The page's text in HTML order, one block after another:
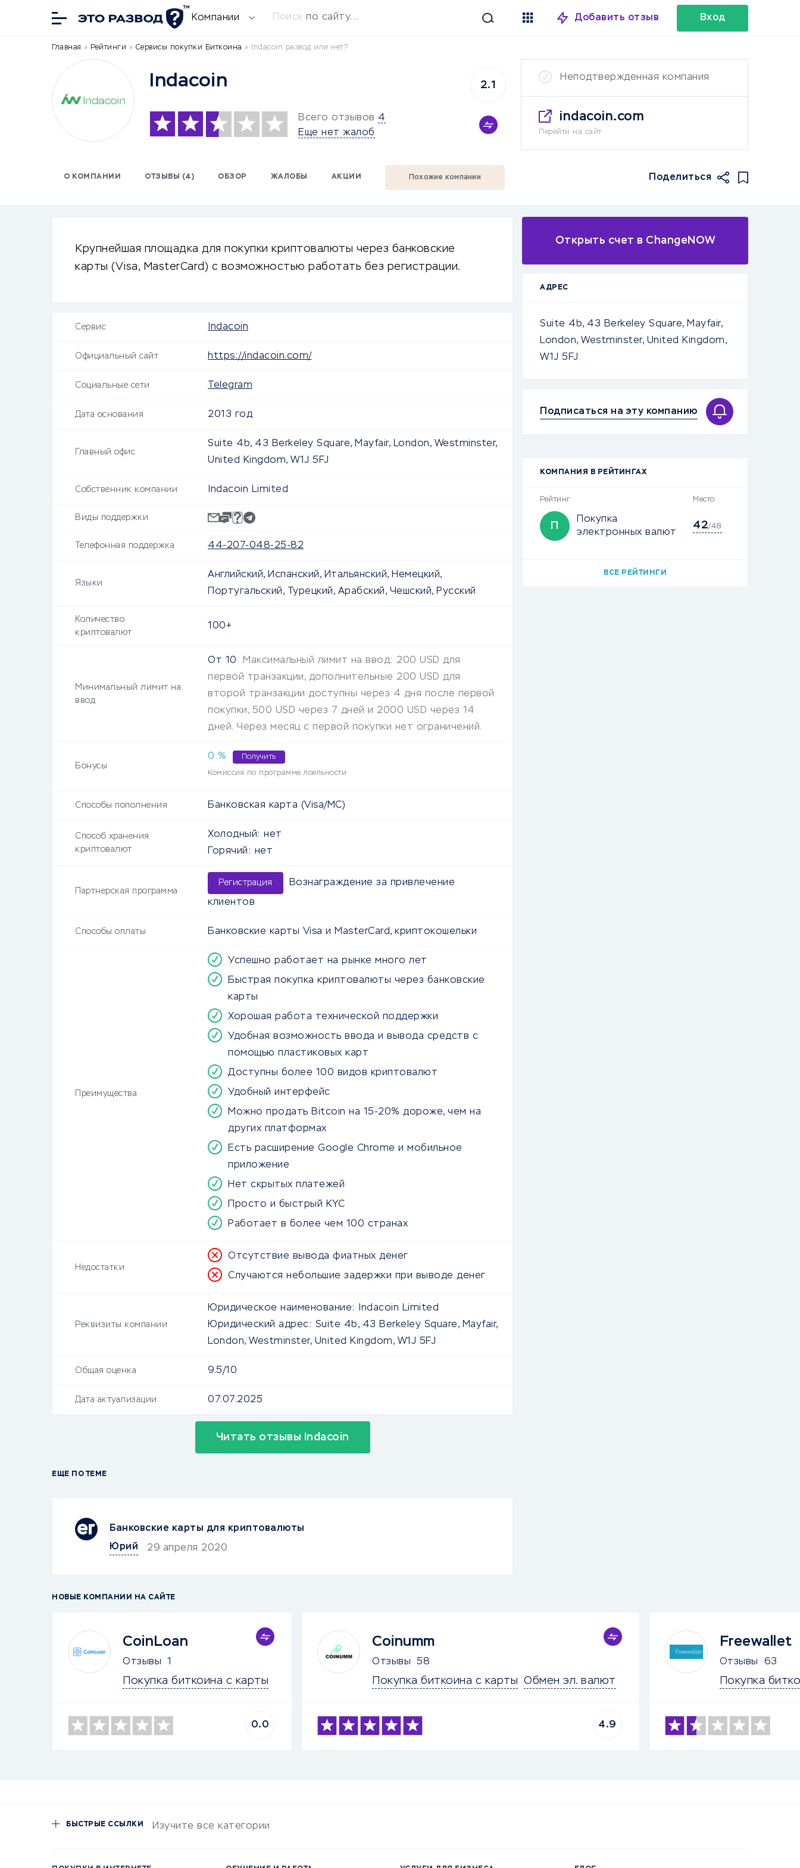
Компании Поиск по сайту... Добавить отзыв Вход
Главная » Рейтинги » Сервисы покупки Биткоина » Indacoin развод или нет?
Indacoin
Всего отзывов 4
Еще нет жалоб
2.1
Неподтвержденная компания
indacoin.com
Перейти на сайт
О КОМПАНИИ ОТЗЫВЫ (4) ОБЗОР ЖАЛОБЫ АКЦИИ Похожие компании Поделиться
Крупнейшая площадка для покупки криптовалюты через банковские
карты (Visa, MasterCard) с возможностью работать без регистрации.
Сервис Indacoin
Официальный сайт https://indacoin.com/
Социальные сети Telegram
Дата основания 2013 год
Главный офис
Suite 4b, 43 Berkeley Square, Mayfair, London, Westminster,
United Kingdom, W1J 5FJ
Собственник компании Indacoin Limited
Виды поддержки
Телефонная поддержка 44-207-048-25-82
Языки
Английский, Испанский, Итальянский, Немецкий,
Португальский, Турецкий, Арабский, Чешский, Русский
Количество
криптовалют
100+
Минимальный лимит на
ввод
От 10
Максимальный лимит на ввод: 200 USD для
первой транзакции, дополнительные 200 USD для
второй транзакции доступны через 4 дня после первой
покупки, 500 USD через 7 дней и 2000 USD через 14
дней. Через месяц с первой покупки нет ограничений.
Бонусы
0 % Получить
Комиссия по программе лояльности
Способы пополнения Банковская карта (Visa/MC)
Способ хранения
криптовалют
Холодный: нет
Горячий: нет
Партнерская программа
Регистрация Вознаграждение за привлечение
клиентов
Способы оплаты Банковские карты Visa и MasterCard, криптокошельки
Преимущества
Успешно работает на рынке много лет
Быстрая покупка криптовалюты через банковские
карты
Хорошая работа технической поддержки
Удобная возможность ввода и вывода средств с
помощью пластиковых карт
Доступны более 100 видов криптовалют
Удобный интерфейс
Можно продать Bitcoin на 15-20% дороже, чем на
других платформах
Есть расширение Google Chrome и мобильное
приложение
Нет скрытых платежей
Просто и быстрый KYC
Работает в более чем 100 странах
Недостатки
Отсутствие вывода фиатных денег
Случаются небольшие задержки при выводе денег
Реквизиты компании
Юридическое наименование:
Indacoin Limited
Юридический адрес: Suite 4b, 43 Berkeley Square, Mayfair,
London, Westminster, United Kingdom, W1J 5FJ
Общая оценка 9.5/10
Дата актуализации 07.07.2025
Читать отзывы Indacoin
ЕЩЕ ПО ТЕМЕ
Банковские карты для криптовалюты
Юрий
29 апреля 2020
Открыть счет в ChangeNOW
АДРЕС
Suite 4b, 43 Berkeley Square, Mayfair,
London, Westminster, United Kingdom,
W1J 5FJ
Подписаться на эту компанию
КОМПАНИЯ В РЕЙТИНГАХ
Рейтинг Место
П
Покупка
электронных валют
42/48
ВСЕ РЕЙТИНГИ
НОВЫЕ КОМПАНИИ НА САЙТЕ
CoinLoan
Отзывы 1
Покупка биткоина с карты
0.0
Coinumm
Отзывы 58
Покупка биткоина с карты Обмен эл. валют
4.9
Freewallet
Отзывы 63
Покупка
БЫСТРЫЕ ССЫЛКИ Изучите все категории